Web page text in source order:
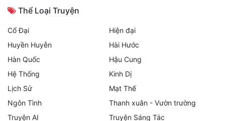
Thể Loại Truyện
Cổ Đại
Hiện đại
Huyền Huyễn
Hài Hước
Hàn Quốc
Hậu Cung
Hệ Thống
Kinh Dị
Lịch Sử
Mạt Thế
Ngôn Tình
Thanh xuân - Vườn trường
Truyện AI
Truyện Sáng Tác